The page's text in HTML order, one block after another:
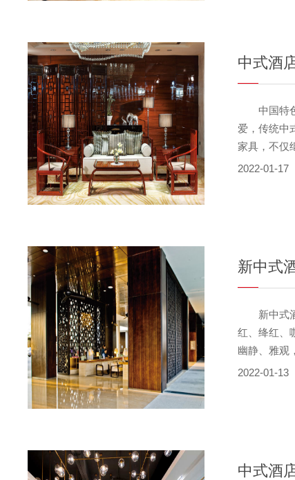
中式酒
中国特色
爱，传统中
家具，不仅
候，也不知
2022-01-17
新中式
新中式酒
红、绛红、
幽静、雅
家具，一个
2022-01-13
中式酒